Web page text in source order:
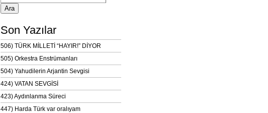
Son Yazılar
506) TÜRK MİLLETİ “HAYIR!” DİYOR
505) Orkestra Enstrümanları
504) Yahudilerin Arjantin Sevgisi
424) VATAN SEVGİSİ
423) Aydınlanma Süreci
447) Harda Türk var oralıyam